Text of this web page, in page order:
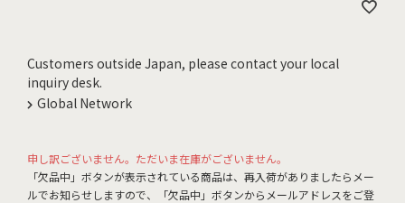
Customers outside Japan, please contact your local
inquiry desk.
Global Network
申し訳ございません。ただいま在庫がございません。
「欠品中」ボタンが表示されている商品は、再入荷がありましたらメー
ルでお知らせしますので、「欠品中」ボタンからメールアドレスをご登